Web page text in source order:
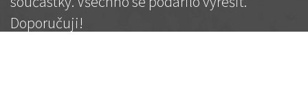
Doporučuji!